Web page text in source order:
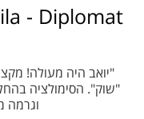
- Diplomat
"יואב היה מעולה!
"שוק". הסימולציה
וגרמה